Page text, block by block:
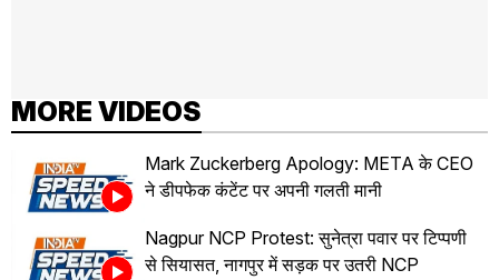
MORE VIDEOS
Mark Zuckerberg Apology: META के CEO
ने डीपफेक कंटेंट पर अपनी गलती मानी
Nagpur NCP Protest: सुनेत्रा पवार पर टिप्पणी
से सियासत, नागपुर में सड़क पर उतरी NCP